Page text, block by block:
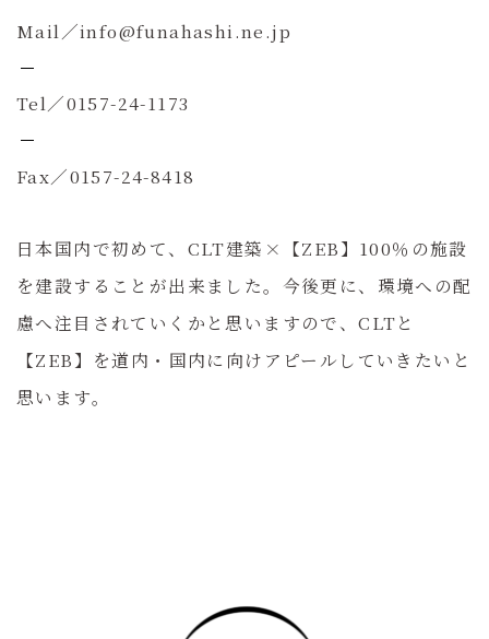
Mail／info@funahashi.ne.jp
Tel／0157-24-1173
Fax／0157-24-8418
日本国内で初めて、CLT建築×【ZEB】100％の施設
を建設することが出来ました。今後更に、環境への配
慮へ注目されていくかと思いますので、CLTと
【ZEB】を道内・国内に向けアピールしていきたいと
思います。